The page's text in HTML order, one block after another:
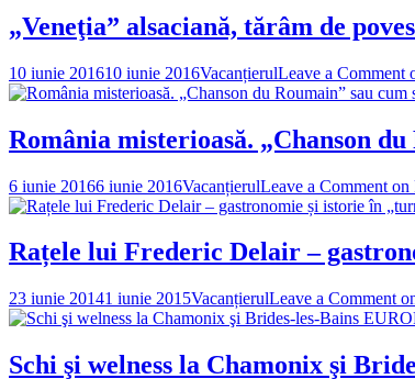
„Veneţia” alsaciană, tărâm de
10 iunie 201610 iunie 2016VacanțierulLeave a Comment
România misterioasă. „Chanson
6 iunie 20166 iunie 2016VacanțierulLeave a Comment on
Rațele lui Frederic Delair –
23 iunie 20141 iunie 2015VacanțierulLeave a Comment
Schi şi welness la Chamonix şi